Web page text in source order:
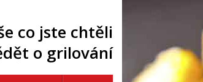
co jste chtěli
o grilování